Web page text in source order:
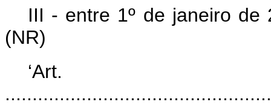
III - entre 1º de janeiro de
(NR)